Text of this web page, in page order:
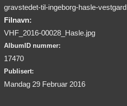
gravstedet-til-ingeborg-hasle-vestgard
Filnavn:
VHF_2016-00028_Hasle.jpg
AlbumID nummer:
17470
Publisert:
Mandag 29 Februar 2016